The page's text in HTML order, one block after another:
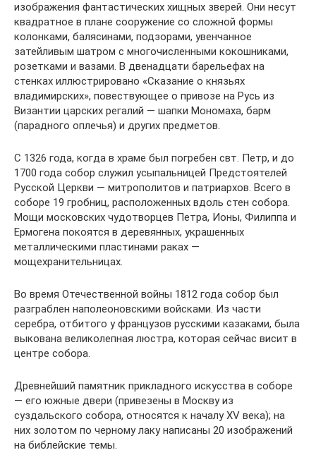
изображения фантастических хищных зверей. Они несут
квадратное в плане сооружение со сложной формы
колонками, балясинами, подзорами, увенчанное
затейливым шатром с многочисленными кокошниками,
розетками и вазами. В двенадцати барельефах на
стенках иллюстрировано «Сказание о князьях
владимирских», повествующее о привозе на Русь из
Византии царских регалий — шапки Мономаха, барм
(парадного оплечья) и других предметов.
С 1326 года, когда в храме был погребен свт. Петр, и до
1700 года собор служил усыпальницей Предстоятелей
Русской Церкви — митрополитов и патриархов. Всего в
соборе 19 гробниц, расположенных вдоль стен собора.
Мощи московских чудотворцев Петра, Ионы, Филиппа и
Ермогена покоятся в деревянных, украшенных
металлическими пластинами раках —
мощехранительницах.
Во время Отечественной войны 1812 года собор был
разграблен наполеоновскими войсками. Из части
серебра, отбитого у французов русскими казаками, была
выкована великолепная люстра, которая сейчас висит в
центре собора.
Древнейший памятник прикладного искусства в соборе
— его южные двери (привезены в Москву из
суздальского собора, относятся к началу XV века); на
них золотом по черному лаку написаны 20 изображений
на библейские темы.